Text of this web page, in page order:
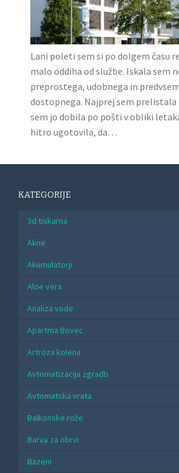
Lani poleti sem si po dolgem času
malo oddiha od službe. Iskala sem
preprostega, udobnega in
dostopnega. Najprej sem prelistala
sem jo dobila po pošti v obliki
hitro ugotovila, da…
KATEGORIJE
3d tiskarna
Akne
Akumulatorji
Aloe vera
Analiza vode
Apartma Bovec
Artroza kolena
Avtomatizacija zgradb
Avtomatska vrata
Balkonske rože
Barva za obrvi
Bazeni